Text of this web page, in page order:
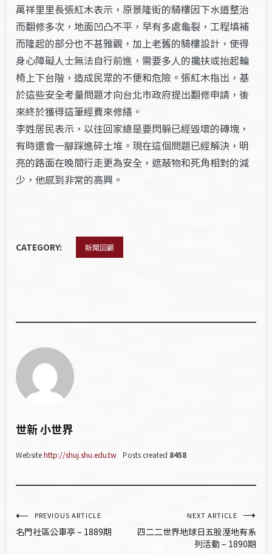
萬祥里里長張紅木表示，原景隆街的騎樓因下水道整治
而翻修多次，地面凹凸不平，早有多處龜裂，工程填補
而隆起的部分也不甚雅觀，加上老舊的騎樓設計，使得
身心障礙人士無法自行前進，需要多人的攙扶或抬起輪
椅上下台階，造成民眾的不便和危險。張紅木指出，基
於這些安全考量問題才向台北市政府提出翻修申請，後
來終於獲得這筆經費來修繕。
李姓居民表示，以往回家總是要閃躲已經毀壞的磚塊，
有時還會一腳踩進碎土堆。現在這個問題已經解決，明
亮的路面在晚間行走更為安全，遮蔽物和死角相對的減
少，他感到非常的高興。
CATEGORY: 新聞回顧
世新 小世界
Websitehttp://shuj.shu.edu.tw Posts created 8458
文
章
PREVIOUS ARTICLE
名門社區公車亭 – 1889期
NEXT ARTICLE
四二二世界地球日五股溼地有系
列活動 – 1890期